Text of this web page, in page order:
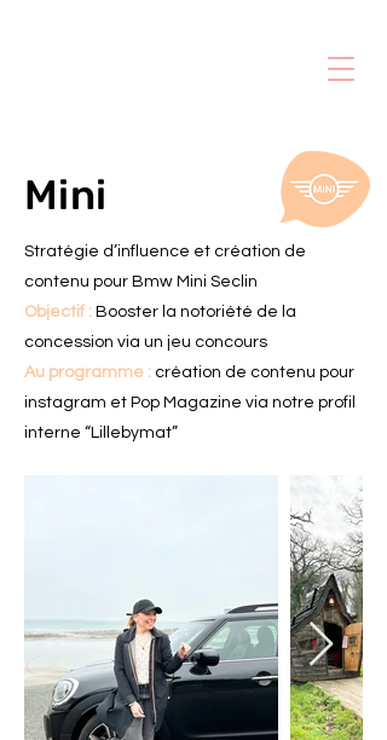
Mini
Stratégie d’influence et création de
contenu pour Bmw Mini Seclin
Objectif : Booster la notoriété de la
concession via un jeu concours
Au programme : création de contenu pour
instagram et Pop Magazine via notre profil
interne “Lillebymat”